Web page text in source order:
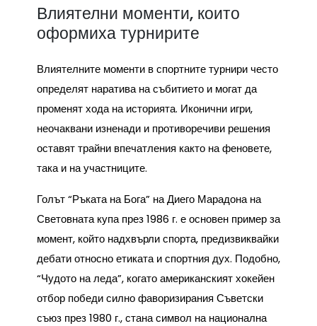
Влиятелни моменти, които
оформиха турнирите
Влиятелните моменти в спортните турнири често
определят наратива на събитието и могат да
променят хода на историята. Иконични игри,
неочаквани изненади и противоречиви решения
оставят трайни впечатления както на феновете,
така и на участниците.
Голът “Ръката на Бога” на Диего Марадона на
Световната купа през 1986 г. е основен пример за
момент, който надхвърли спорта, предизвиквайки
дебати относно етиката и спортния дух. Подобно,
“Чудото на леда”, когато американският хокейен
отбор победи силно фаворизирания Съветски
съюз през 1980 г., стана символ на национална